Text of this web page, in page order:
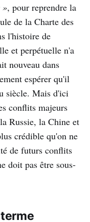
», pour reprendre la
de la Charte des
l'histoire de
et perpétuelle n'a
nouveau dans
espérer qu'il
siècle. Mais d'ici
conflits majeurs
Russie, la Chine et
crédible qu'on ne
de futurs conflits
doit pas être sous-